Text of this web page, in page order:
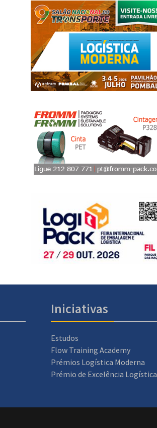
Iniciativas
Estudos
Flow Training Academy
Prémios Logística Moderna
Prémio de Excelência Logística